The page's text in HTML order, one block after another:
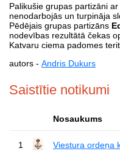
Palikušie grupas partizāni
nenodarbojās un turpināja
Pēdējais grupas partizāns
nodevības rezultātā čekas
Katvaru ciema padomes
autors - Andris Dukurs
Saistītie notikumi
Nosaukums
1 Viestura ordeņa